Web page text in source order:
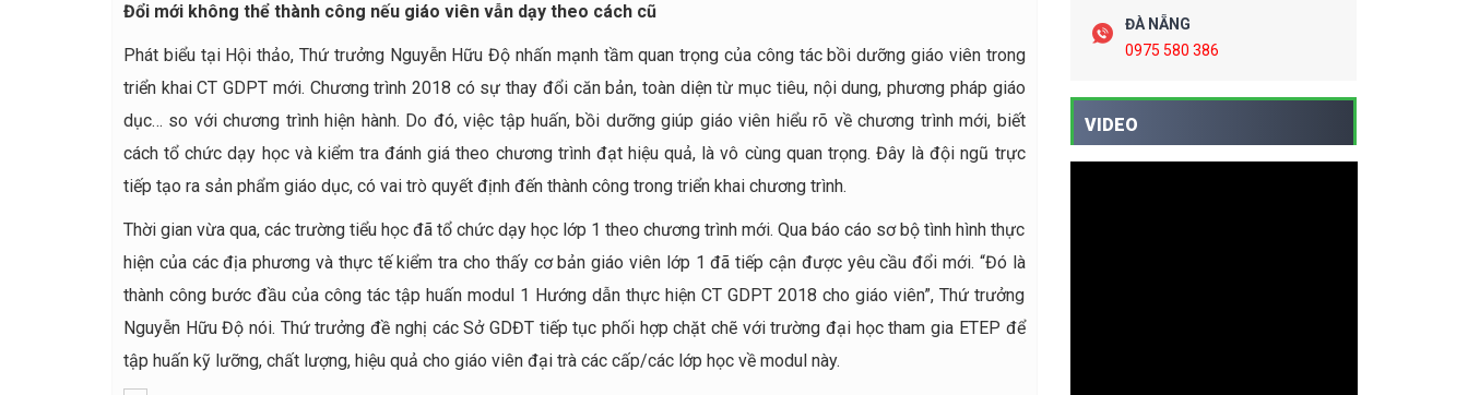
Đổi mới không thể thành công nếu giáo viên vẫn dạy theo cách cũ
Phát biểu tại Hội thảo, Thứ trưởng Nguyễn Hữu Độ nhấn mạnh tầm quan trọng của công tác bồi dưỡng giáo viên trong
triển khai CT GDPT mới. Chương trình 2018 có sự thay đổi căn bản, toàn diện từ mục tiêu, nội dung, phương pháp giáo
dục… so với chương trình hiện hành. Do đó, việc tập huấn, bồi dưỡng giúp giáo viên hiểu rõ về chương trình mới, biết
cách tổ chức dạy học và kiểm tra đánh giá theo chương trình đạt hiệu quả, là vô cùng quan trọng. Đây là đội ngũ trực
tiếp tạo ra sản phẩm giáo dục, có vai trò quyết định đến thành công trong triển khai chương trình.
Thời gian vừa qua, các trường tiểu học đã tổ chức dạy học lớp 1 theo chương trình mới. Qua báo cáo sơ bộ tình hình thực
hiện của các địa phương và thực tế kiểm tra cho thấy cơ bản giáo viên lớp 1 đã tiếp cận được yêu cầu đổi mới. “Đó là
thành công bước đầu của công tác tập huấn modul 1 Hướng dẫn thực hiện CT GDPT 2018 cho giáo viên”, Thứ trưởng
Nguyễn Hữu Độ nói. Thứ trưởng đề nghị các Sở GDĐT tiếp tục phối hợp chặt chẽ với trường đại học tham gia ETEP để
tập huấn kỹ lưỡng, chất lượng, hiệu quả cho giáo viên đại trà các cấp/các lớp học về modul này.
ĐÀ NẴNG
0975 580 386
VIDEO